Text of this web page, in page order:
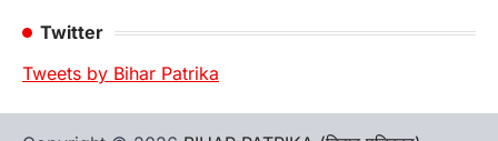
Twitter
Tweets by Bihar Patrika